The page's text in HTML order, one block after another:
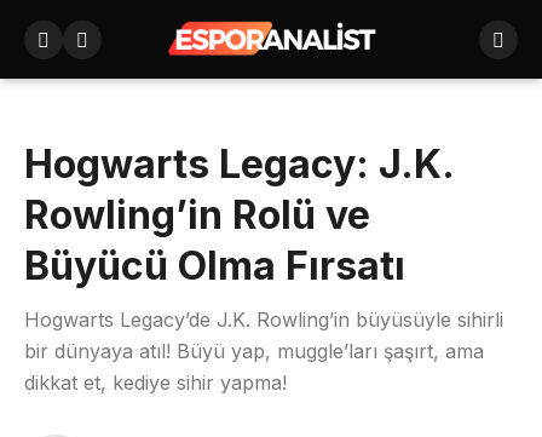
Hogwarts Legacy: J.K.
Rowling’in Rolü ve
Büyücü Olma Fırsatı
Hogwarts Legacy’de J.K. Rowling’in büyüsüyle sihirli
bir dünyaya atıl! Büyü yap, muggle’ları şaşırt, ama
dikkat et, kediye sihir yapma!